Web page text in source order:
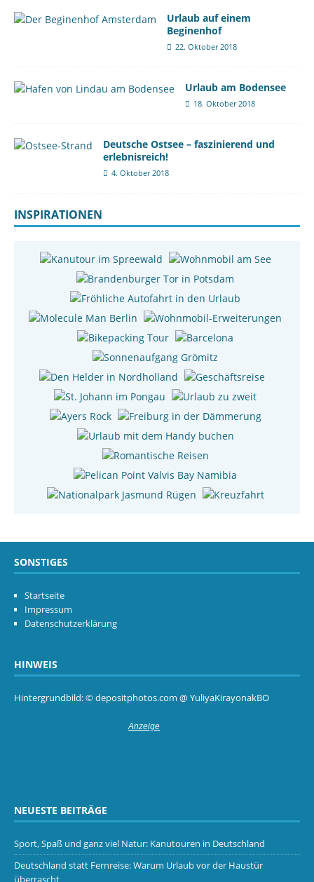
Urlaub auf einem
Beginenhof
22. Oktober 2018
Urlaub am Bodensee
18. Oktober 2018
Deutsche Ostsee – faszinierend und
erlebnisreich!
4. Oktober 2018
INSPIRATIONEN
SONSTIGES
Startseite
Impressum
Datenschutzerklärung
HINWEIS
Hintergrundbild: © depositphotos.com @ YuliyaKirayonakBO
NEUESTE BEITRÄGE
Sport, Spaß und ganz viel Natur: Kanutouren in Deutschland
Deutschland statt Fernreise: Warum Urlaub vor der Haustür
überrascht